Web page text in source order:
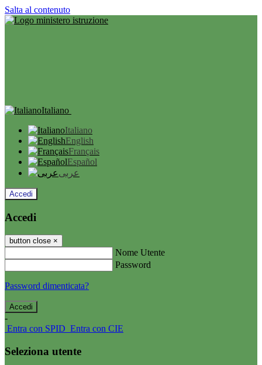
Salta al contenuto
Italiano
Italiano
English
Français
Español
عربى
Accedi
Accedi
button close ×
Nome Utente
Password
Password dimenticata?
-
Entra con SPID Entra con CIE
Seleziona utente